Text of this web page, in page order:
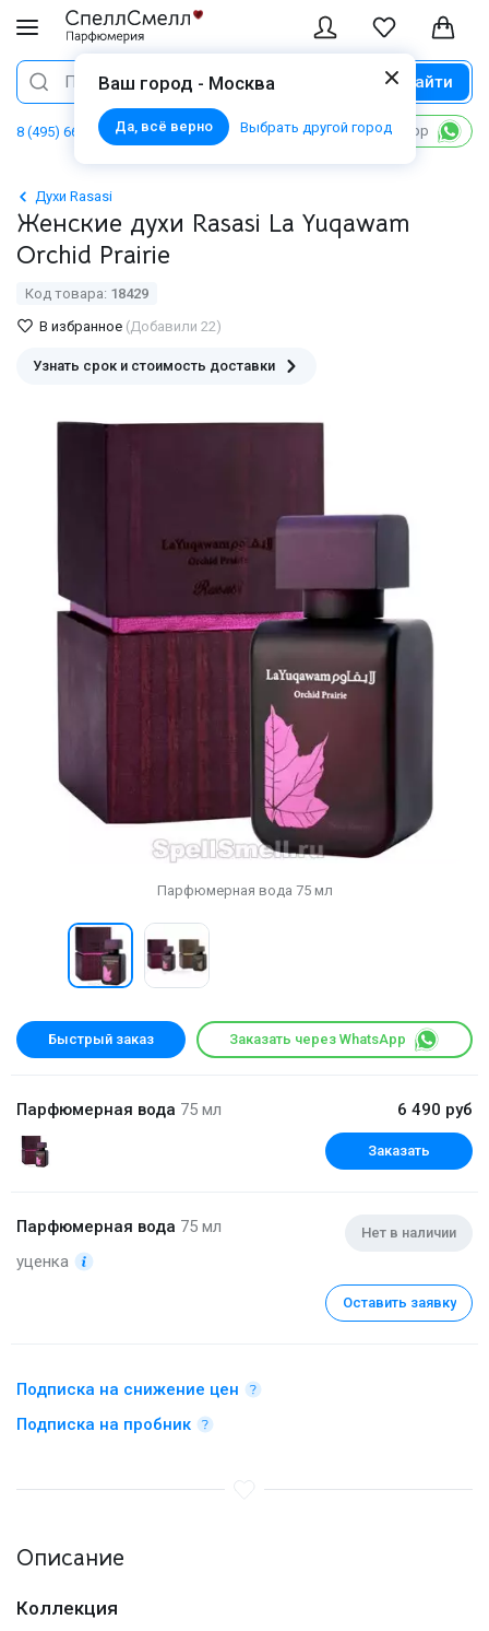
Ваш город - Москва
Да, всё верно Выбрать другой город
Поиск Найти
8 (495) 668 06 02 Написать в WhatsApp
Духи Rasasi
Женские духи Rasasi La Yuqawam
Orchid Prairie
Код товара: 18429
В избранное (Добавили 22)
Узнать срок и стоимость доставки
Парфюмерная вода 75 мл
Быстрый заказ Заказать через WhatsApp
Парфюмерная вода 75 мл 6 490 руб
Заказать
Парфюмерная вода 75 мл
уценка
Нет в наличии
Оставить заявку
Подписка на снижение цен
Подписка на пробник
Описание
Коллекция